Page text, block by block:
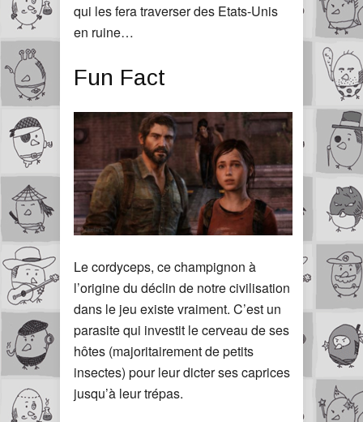
qui les fera traverser des Etats-Unis
en ruine…
Fun Fact
Le cordyceps, ce champignon à
l’origine du déclin de notre civilisation
dans le jeu existe vraiment. C’est un
parasite qui investit le cerveau de ses
hôtes (majoritairement de petits
insectes) pour leur dicter ses caprices
jusqu’à leur trépas.